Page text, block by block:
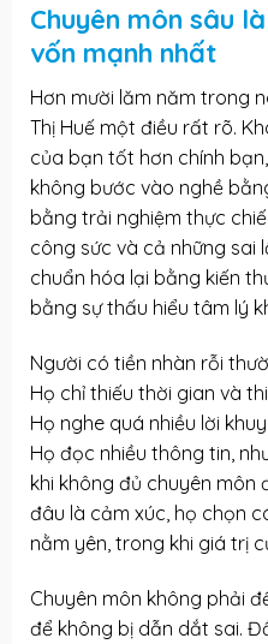
Chuyên môn sâu
vốn mạnh nhất
Hơn mười lăm năm trong
Thị Huế một điều rất rõ.
của bạn tốt hơn chính
không bước vào nghề
bằng trải nghiệm thực
công sức và cả những sai
chuẩn hóa lại bằng kiến
bằng sự thấu hiểu tâm lý
Người có tiền nhàn rỗi
Họ chỉ thiếu thời gian và
Họ nghe quá nhiều lời
Họ đọc nhiều thông tin,
khi không đủ chuyên môn
đâu là cảm xúc, họ chọn
nằm yên, trong khi giá trị
Chuyên môn không phải
để không bị dẫn dắt sai.